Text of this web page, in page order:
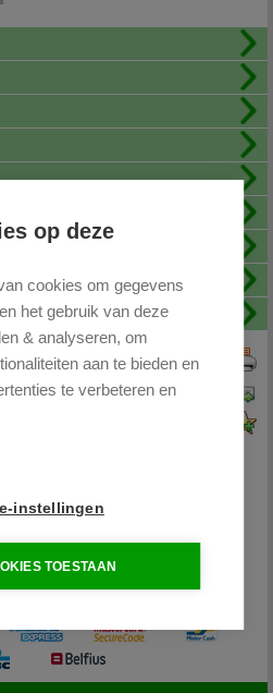
op deze
cookies om gegevens
het gebruik van deze
& analyseren, om
aan te bieden en
te verbeteren en
instellingen
TOESTAAN
Print deze pagina
Pagina doorsturen